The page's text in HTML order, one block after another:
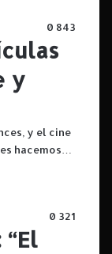
0 843
y
y el cine
hacemos…
0 321